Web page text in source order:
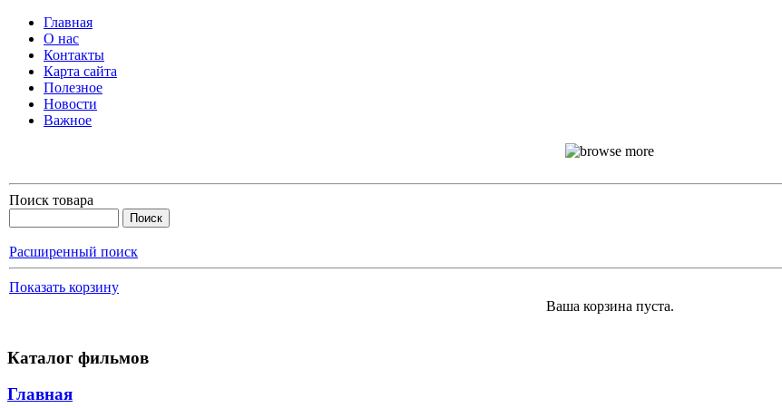
Главная
О нас
Контакты
Карта сайта
Полезное
Новости
Важное
Поиск товара
Расширенный поиск
Показать корзину
Ваша корзина пуста.
Каталог фильмов
Главная